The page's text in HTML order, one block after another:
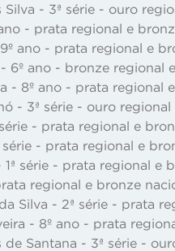
- 3ª série - ouro
- prata regional e
ano - prata regional e
6º ano - bronze regional
- 8º ano - prata regional
- 3ª série - ouro
- prata regional e
- prata regional e
série - prata regional e
regional e bronze
Silva - 2ª série - prata
- 8º ano - prata
Santana - 3ª série -